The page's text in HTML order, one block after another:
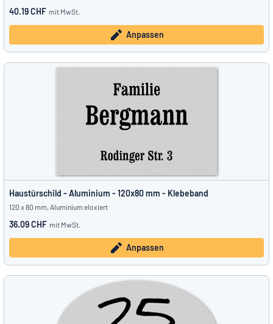
40.19 CHF mit MwSt.
Anpassen
Haustürschild - Aluminium - 120x80 mm - Klebeband
120 x 80 mm, Aluminium eloxiert
36.09 CHF mit MwSt.
Anpassen